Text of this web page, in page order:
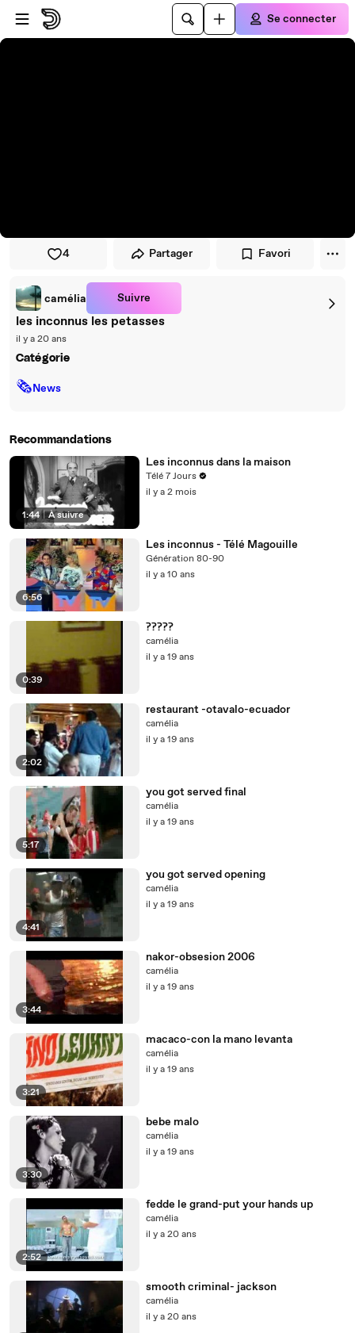
Passer au player
Passer au contenu principal
Se connecter
4 Partager Favori
camélia Suivre
les inconnus les petasses
il y a 20 ans
Catégorie
🗞News
Recommandations
1:44 | À suivre
Les inconnus dans la maison
Télé 7 Jours
il y a 2 mois
6:56
Les inconnus - Télé Magouille
Génération 80-90
il y a 10 ans
0:39
?????
camélia
il y a 19 ans
2:02
restaurant -otavalo-ecuador
camélia
il y a 19 ans
5:17
you got served final
camélia
il y a 19 ans
4:41
you got served opening
camélia
il y a 19 ans
3:44
nakor-obsesion 2006
camélia
il y a 19 ans
3:21
macaco-con la mano levanta
camélia
il y a 19 ans
3:30
bebe malo
camélia
il y a 19 ans
2:52
fedde le grand-put your hands up
camélia
il y a 20 ans
smooth criminal- jackson
camélia
il y a 20 ans